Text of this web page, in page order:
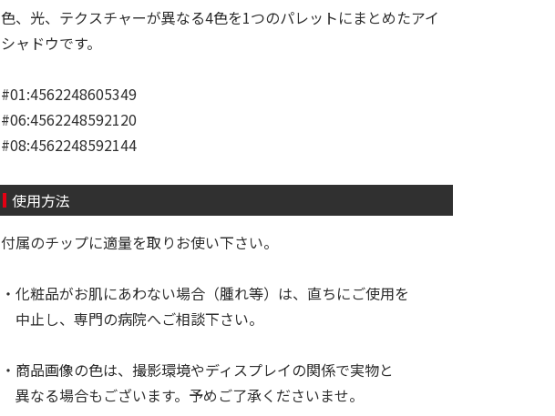
色、光、テクスチャーが異なる4色を1つのパレットにまとめたアイ
シャドウです。
#01:4562248605349
#06:4562248592120
#08:4562248592144
使用方法
付属のチップに適量を取りお使い下さい。
・化粧品がお肌にあわない場合（腫れ等）は、直ちにご使用を
中止し、専門の病院へご相談下さい。
・商品画像の色は、撮影環境やディスプレイの関係で実物と
異なる場合もございます。予めご了承くださいませ。